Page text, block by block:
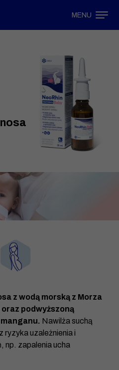
MENU
z wodą morską z Morza
podwyższoną
Nawilża suchą
ryzyka uzależnienia i
np. zapalenia ucha